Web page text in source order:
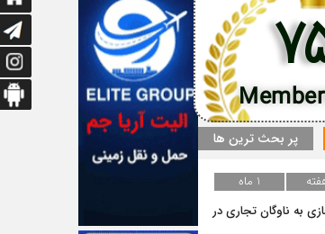
پر بحث ترین ها
1 ماه
به ناوگان تجاری در